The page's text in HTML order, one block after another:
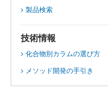
製品検索
技術情報
化合物別カラムの選び方
メソッド開発の手引き